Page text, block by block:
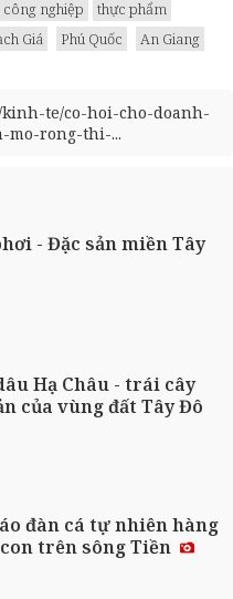
công nghiệp
thực phẩm
Giá Phú Quốc
An Giang
te/co-hoi-cho-doanh-
mo-rong-thi-...
- Đặc sản miền Tây
Hạ Châu - trái cây
của vùng đất Tây Đô
đàn cá tự nhiên hàng
trên sông Tiền